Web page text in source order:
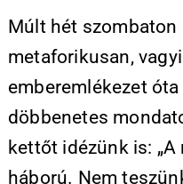
Múlt hét szombaton
metaforikusan,
emberemlékezet
döbbenetes
kettőt idézünk is:
háború. Nem